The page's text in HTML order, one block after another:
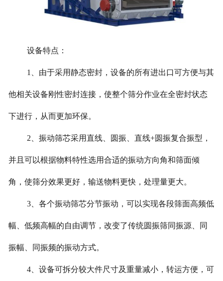
设备特点：
1、由于采用静态密封，设备的所有进出口可方便与其
他相关设备刚性密封连接，使整个筛分作业在全密封状态
下进行，从而更加环保。
2、振动筛芯采用直线、圆振、直线+圆振复合振型，
并且可以根据物料特性选用合适的振动方向角和筛面倾
角，使筛分效果更好，输送物料更快，处理量更大。
3、各个振动筛芯分节振动，可以实现各段筛面高频低
幅、低频高幅的自由调节，改变了传统圆振筛同振源、同
振幅、同振频的振动方式。
4、设备可拆分较大件尺寸及重量减小，转运方便，可